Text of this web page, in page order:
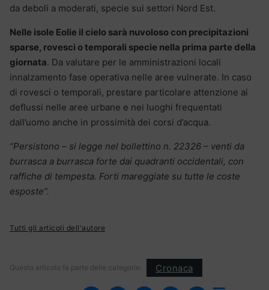
da deboli a moderati, specie sui settori Nord Est.
Nelle isole Eolie il cielo sarà nuvoloso con precipitazioni
sparse, rovesci o temporali specie nella prima parte della
giornata. Da valutare per le amministrazioni locali
innalzamento fase operativa nelle aree vulnerate. In caso
di rovesci o temporali, prestare particolare attenzione ai
deflussi nelle aree urbane e nei luoghi frequentati
dall’uomo anche in prossimità dei corsi d’acqua.
“Persistono – si legge nel bollettino n. 22326 – venti da
burrasca a burrasca forte dai quadranti occidentali, con
raffiche di tempesta. Forti mareggiate su tutte le coste
esposte”.
Tutti gli articoli dell'autore
Questo articolo fa parte delle categorie: Cronaca